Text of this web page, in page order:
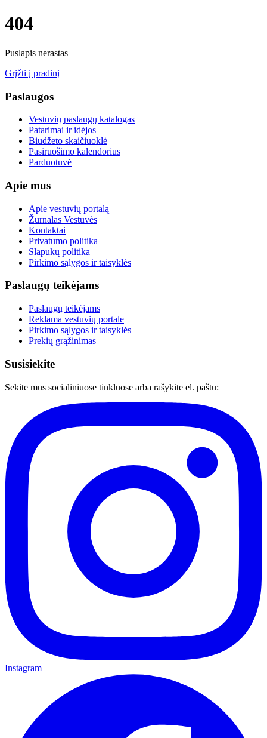
404
Puslapis nerastas
Grįžti į pradinį
Paslaugos
Vestuvių paslaugų katalogas
Patarimai ir idėjos
Biudžeto skaičiuoklė
Pasiruošimo kalendorius
Parduotuvė
Apie mus
Apie vestuvių portalą
Žurnalas Vestuvės
Kontaktai
Privatumo politika
Slapukų politika
Pirkimo sąlygos ir taisyklės
Paslaugų teikėjams
Paslaugų teikėjams
Reklama vestuvių portale
Pirkimo sąlygos ir taisyklės
Prekių grąžinimas
Susisiekite
Sekite mus socialiniuose tinkluose arba rašykite el. paštu:
Instagram